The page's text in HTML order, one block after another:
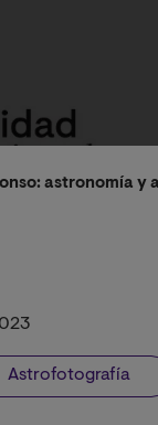
astronomía
Astrofotografía